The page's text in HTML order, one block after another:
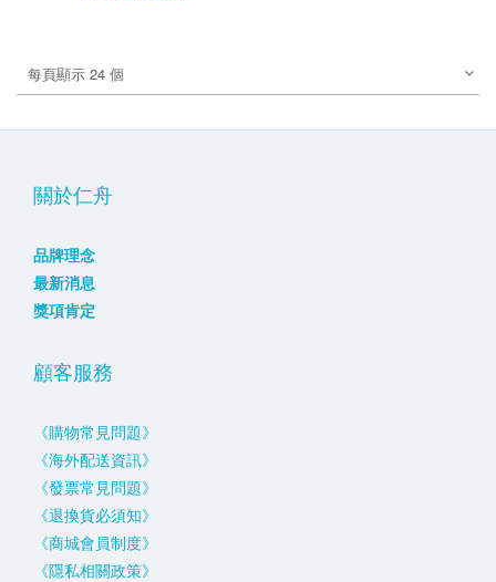
每頁顯示 24 個
關於仁舟
品牌理念
最新消息
獎項肯定
顧客服務
《購物常見問題》
《海外配送資訊》
《發票常見問題》
《退換貨必須知》
《商城會員制度》
《隱私相關政策》